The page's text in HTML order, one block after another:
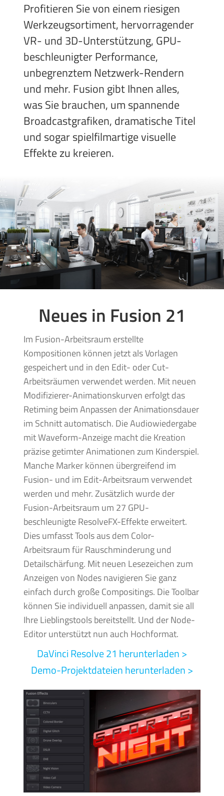
Profitieren Sie von einem riesigen
Werkzeugsortiment, hervorragender
VR- und 3D-Unterstützung, GPU-
beschleunigter Performance,
unbegrenztem Netzwerk-Rendern
und mehr. Fusion gibt Ihnen alles,
was Sie brauchen, um spannende
Broadcastgrafiken, dramatische Titel
und sogar spielfilmartige visuelle
Effekte zu kreieren.
Neues in Fusion 21
Im Fusion-Arbeitsraum erstellte
Kompositionen können jetzt als Vorlagen
gespeichert und in den Edit- oder Cut-
Arbeitsräumen verwendet werden. Mit neuen
Modifizierer-Animationskurven erfolgt das
Retiming beim Anpassen der Animationsdauer
im Schnitt automatisch. Die Audiowiedergabe
mit Waveform-Anzeige macht die Kreation
präzise getimter Animationen zum Kinderspiel.
Manche Marker können übergreifend im
Fusion- und im Edit-Arbeitsraum verwendet
werden und mehr. Zusätzlich wurde der
Fusion-Arbeitsraum um 27 GPU-
beschleunigte ResolveFX-Effekte erweitert.
Dies umfasst Tools aus dem Color-
Arbeitsraum für Rauschminderung und
Detailschärfung. Mit neuen Lesezeichen zum
Anzeigen von Nodes navigieren Sie ganz
einfach durch große Compositings. Die Toolbar
können Sie individuell anpassen, damit sie all
Ihre Lieblingstools bereitstellt. Und der Node-
Editor unterstützt nun auch Hochformat.
DaVinci Resolve 21 herunterladen >
Demo-Projektdateien herunterladen >